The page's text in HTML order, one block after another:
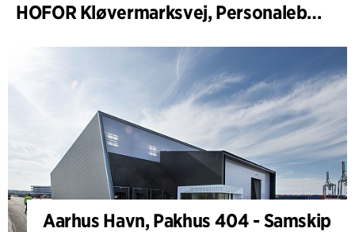
HOFOR Kløvermarksvej, Personalebygning & Pumpestation
Aarhus Havn, Pakhus 404 - Samskip